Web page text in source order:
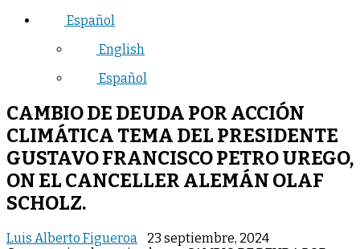
Español
English
Español
CAMBIO DE DEUDA POR ACCIÓN
CLIMÁTICA TEMA DEL PRESIDENTE
GUSTAVO FRANCISCO PETRO UREGO,
ON EL CANCELLER ALEMÁN OLAF
SCHOLZ.
Luis Alberto Figueroa
23 septiembre, 2024